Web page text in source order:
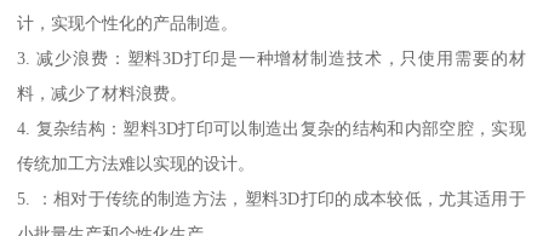
计，实现个性化的产品制造。
3. 减少浪费：塑料3D打印是一种增材制造技术，只使用需要的材
料，减少了材料浪费。
4. 复杂结构：塑料3D打印可以制造出复杂的结构和内部空腔，实现
传统加工方法难以实现的设计。
5. ：相对于传统的制造方法，塑料3D打印的成本较低，尤其适用于